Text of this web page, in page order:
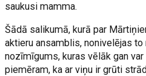
saukusi mamma.
Šādā salikumā, kurā par
aktieru ansamblis, nonivelējas
nozīmīgums, kuras vēlāk gan
piemēram, ka ar viņu ir grūti